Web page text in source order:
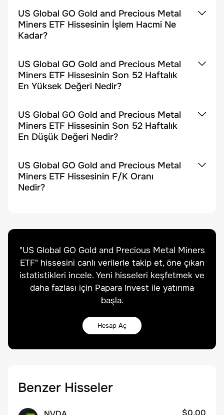
US Global GO Gold and Precious Metal
Miners ETF Hissesinin İşlem Hacmi Ne
Kadar?
US Global GO Gold and Precious Metal
Miners ETF Hissesinin Son 52 Haftalık
En Yüksek Değeri Nedir?
US Global GO Gold and Precious Metal
Miners ETF Hissesinin Son 52 Haftalık
En Düşük Değeri Nedir?
US Global GO Gold and Precious Metal
Miners ETF Hissesinin F/K Oranı
Nedir?
"US Global GO Gold and Precious Metal Miners
ETF" hissesini canlı verilerle takip et, öne çıkan
istatistikleri incele. Yeni hisseleri keşfetmek ve
daha fazlası için Papara Invest ile yatırıma
başla.
Hesap Aç
Benzer Hisseler
$0.00